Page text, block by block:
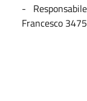
-
Francesco